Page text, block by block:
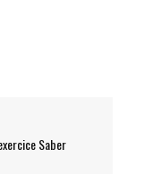
Saber